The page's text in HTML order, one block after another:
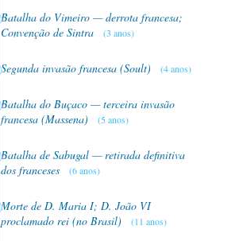
Batalha do Vimeiro — derrota francesa;
Convenção de Sintra
(3 anos)
Segunda invasão francesa (Soult) (4 anos)
Batalha do Buçaco — terceira invasão
francesa (Massena)
(5 anos)
Batalha de Sabugal — retirada definitiva
dos franceses
(6 anos)
Morte de D. Maria I; D. João VI
proclamado rei (no Brasil)
(11 anos)